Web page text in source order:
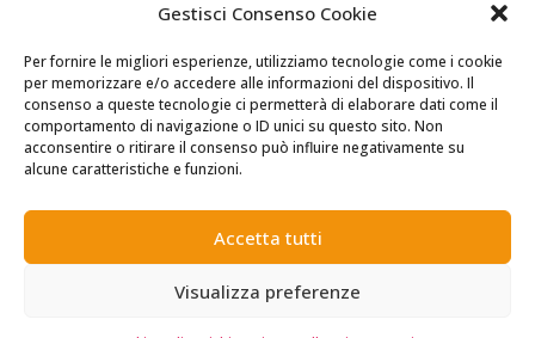
Gestisci Consenso Cookie
Per fornire le migliori esperienze, utilizziamo tecnologie come i cookie
per memorizzare e/o accedere alle informazioni del dispositivo. Il
consenso a queste tecnologie ci permetterà di elaborare dati come il
comportamento di navigazione o ID unici su questo sito. Non
acconsentire o ritirare il consenso può influire negativamente su
alcune caratteristiche e funzioni.
Accetta tutti
Visualizza preferenze
realizzato daZadig srl Società Benefit